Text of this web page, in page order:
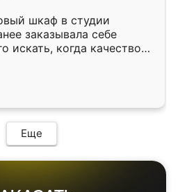
шкаф в студии
заказывала себе
искать, когда качеством
Служит кухня уже почти
нет.
Еще